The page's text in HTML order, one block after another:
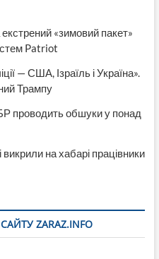
«зимовий пакет»
Patriot
— США, Ізраїль і Україна».
Трампу
проводить обшуки у понад
на хабарі працівники
ZARAZ.INFO